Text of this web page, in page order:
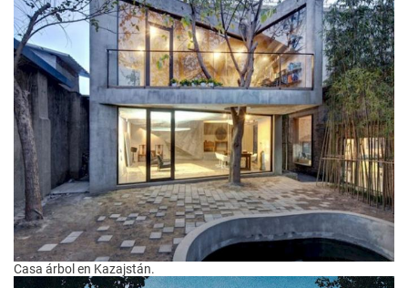
Casa árbol en Kazajstán.